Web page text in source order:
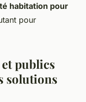
habitation pour
pour
publics
solutions